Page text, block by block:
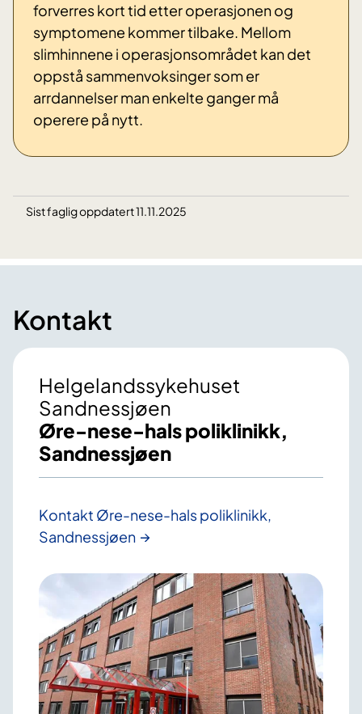
forverres kort tid etter operasjonen og
symptomene kommer tilbake. Mellom
slimhinnene i operasjonsområdet kan det
oppstå sammenvoksinger som er
arrdannelser man enkelte ganger må
operere på nytt.
Sist faglig oppdatert 11.11.2025
Kontakt
Helgelandssykehuset
Sandnessjøen
Øre-nese-hals poliklinikk,
Sandnessjøen
Kontakt Øre-nese-hals poliklinikk,
Sandnessjøen